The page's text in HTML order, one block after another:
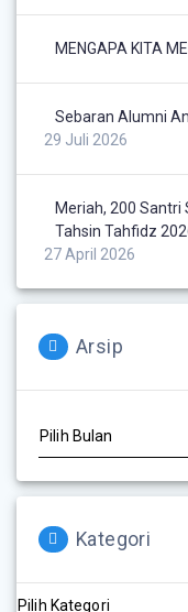
MENGAPA KITA
Sebaran Alumni
29 Juli 2026
Meriah, 200 Santri
Tahsin Tahfidz
27 April 2026
Arsip
Kategori